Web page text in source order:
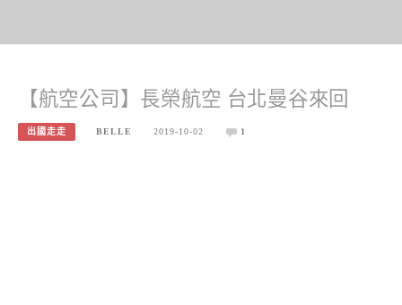
【航空公司】長榮航空 台北曼谷來回
出國走走 BELLE 2019-10-02 1